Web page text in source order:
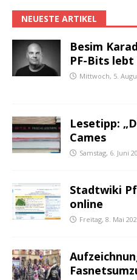
NEUESTE ARTIKEL
Besim
PF-Bits
Mittwoch, 5.
Lesetipp:
Cames
Samstag, 6. Juni
Stadtwiki
online
Freitag, 8. Mai